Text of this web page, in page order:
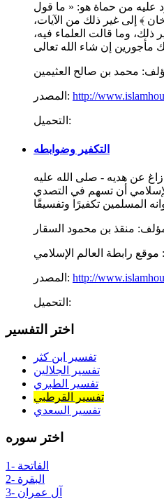
في تقرير مذهب السلف في صفات الله - جل وعلا - كتبها سنة (698هـ) جواباً لسؤال ورد عليه من حماة هو: « ما قول
﴾ إلى غير ذلك من الآيات،
وما قالت العلماء فيه،
محمد بن صالح العثيمين
المصدر: http://
التحميل:
التكفير وضوابطه
زاغ عن هديه - صلى الله عليه
أن تسهم في التصدي
منقذ بن محمود السقار
المصدر: http://
التحميل:
اختر التفسير
تفسير ابن كثر
تفسير الجلالين
تفسير الطبري
تفسير القرطبي
تفسير السعدي
اختر سوره
1- الفاتحة
2- البقرة
3- آل عمران